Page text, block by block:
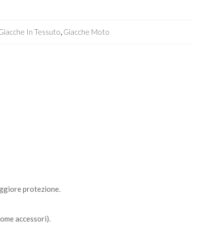
In Tessuto Giacche Moto
protezione.
accessori).